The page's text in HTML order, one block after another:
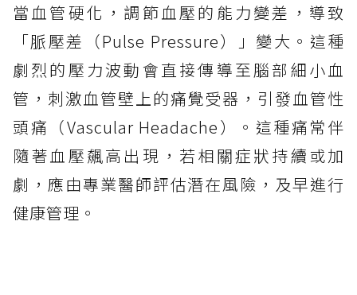
當血管硬化，調節血壓的能力變差，導致
「脈壓差（Pulse Pressure）」變大。這種
劇烈的壓力波動會直接傳導至腦部細小血
管，刺激血管壁上的痛覺受器，引發血管性
頭痛（Vascular Headache）。這種痛常伴
隨著血壓飆高出現，若相關症狀持續或加
劇，應由專業醫師評估潛在風險，及早進行
健康管理。